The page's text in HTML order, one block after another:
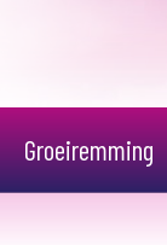
Groeiremming